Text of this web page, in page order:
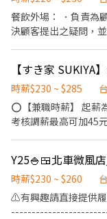
一般店 時薪196-392
定假日雙倍薪) 【休假制度】 排班制，一周2-4天 (假日需可配合排
班) 一般店晚班假日需可配合6H 【工作地點】
店 台北市北投區知行
街一段155號1樓 北
台北市北投區大業路
街28號1樓 北投義理 -
德 - 智取店 台北市北
北投區吉利街58巷2
108號1樓 - ❤ 加好
https://lin.ee/
07:00~12:00、
17:30~22:30 夜班時
排班制，一週排班約4天(假日須
市都可應徵 ⭐ 一般有人店 ⭐ 南港研究店 台北市南港區研究院路二段
台北市南港區成功路一段1號1樓 ⭐ 智取無人
表門市) 南港忠孝 - 智
應徵方式 ➤ 加入官方
@446nvivi 📩 傳送資
絡：優信-艾瑞克
餐飲外場： ．負責為
決顧客提出之疑問，
個班次皆有免費供餐
時薪$230 ~ $285
⭕【兼職時薪】 起薪
考核調薪最高可加45元 深
健檢 ★勞保、健保，6％勞退提撥 ⭕【工作
作、食材備料、進貨
整潔 ★開朗活潑有笑容 ★ＳＯＰ專業流程 ★無經驗可 ★提供完善
時薪$230 ~ $260
⚠️有興趣請直接提供